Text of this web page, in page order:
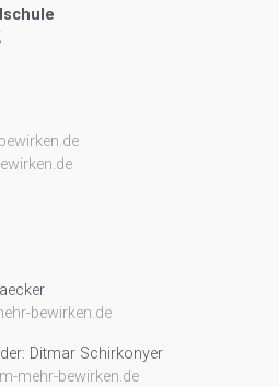
bewirken.de
Ditmar Schirkonyer
mehr-bewirken.de